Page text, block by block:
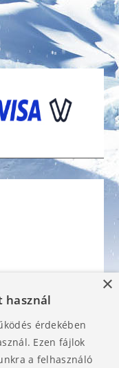
×
használ
érdekében
Ezen fájlok
a felhasználó